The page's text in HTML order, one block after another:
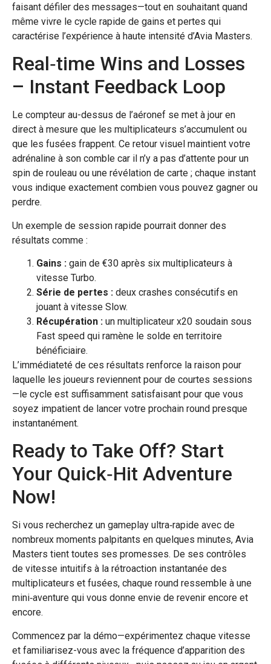
faisant défiler des messages—tout en souhaitant quand
même vivre le cycle rapide de gains et pertes qui
caractérise l’expérience à haute intensité d’Avia Masters.
Real‑time Wins and Losses
– Instant Feedback Loop
Le compteur au-dessus de l’aéronef se met à jour en
direct à mesure que les multiplicateurs s’accumulent ou
que les fusées frappent. Ce retour visuel maintient votre
adrénaline à son comble car il n’y a pas d’attente pour un
spin de rouleau ou une révélation de carte ; chaque instant
vous indique exactement combien vous pouvez gagner ou
perdre.
Un exemple de session rapide pourrait donner des
résultats comme :
Gains : gain de €30 après six multiplicateurs à
vitesse Turbo.
Série de pertes : deux crashes consécutifs en
jouant à vitesse Slow.
Récupération : un multiplicateur x20 soudain sous
Fast speed qui ramène le solde en territoire
bénéficiaire.
L’immédiateté de ces résultats renforce la raison pour
laquelle les joueurs reviennent pour de courtes sessions
—le cycle est suffisamment satisfaisant pour que vous
soyez impatient de lancer votre prochain round presque
instantanément.
Ready to Take Off? Start
Your Quick‑Hit Adventure
Now!
Si vous recherchez un gameplay ultra‑rapide avec de
nombreux moments palpitants en quelques minutes, Avia
Masters tient toutes ses promesses. De ses contrôles
de vitesse intuitifs à la rétroaction instantanée des
multiplicateurs et fusées, chaque round ressemble à une
mini‑aventure qui vous donne envie de revenir encore et
encore.
Commencez par la démo—expérimentez chaque vitesse
et familiarisez-vous avec la fréquence d’apparition des